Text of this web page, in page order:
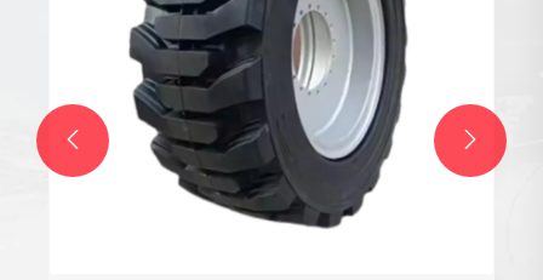
 